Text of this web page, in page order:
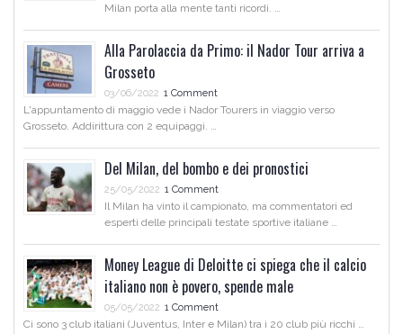
Milan porta alla mente tanti ricordi. …
Alla Parolaccia da Primo: il Nador Tour arriva a
Grosseto
03/06/2022 1 Comment
L'appuntamento di maggio vede i Nador Tourers in viaggio verso
Grosseto. Addirittura con 2 equipaggi. …
Del Milan, del bombo e dei pronostici
25/05/2022 1 Comment
Il Milan ha vinto il campionato, ma commentatori ed
esperti delle principali testate sportive italiane …
Money League di Deloitte ci spiega che il calcio
italiano non è povero, spende male
05/05/2022 1 Comment
Ci sono 3 club italiani (Juventus, Inter e Milan) tra i 20 club più ricchi …